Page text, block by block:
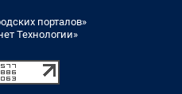
порталов»
Технологии»